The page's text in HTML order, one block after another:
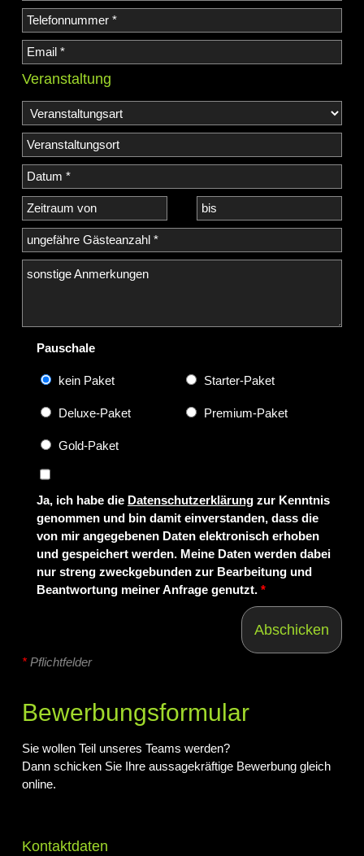
Veranstaltung
kein Paket Starter-Paket
Deluxe-Paket Premium-Paket
Gold-Paket
Pauschale
Ja, ich habe die Datenschutzerklärungzur Kenntnis
genommen und bin damit einverstanden, dass die
von mir angegebenen Daten elektronisch erhoben
und gespeichert werden. Meine Daten werden dabei
nur streng zweckgebunden zur Bearbeitung und
Beantwortung meiner Anfrage genutzt. *
Abschicken
*Pflichtfelder
Bewerbungsformular
Sie wollen Teil unseres Teams werden?
Dann schicken Sie Ihre aussagekräftige Bewerbung gleich
online.
Kontaktdaten